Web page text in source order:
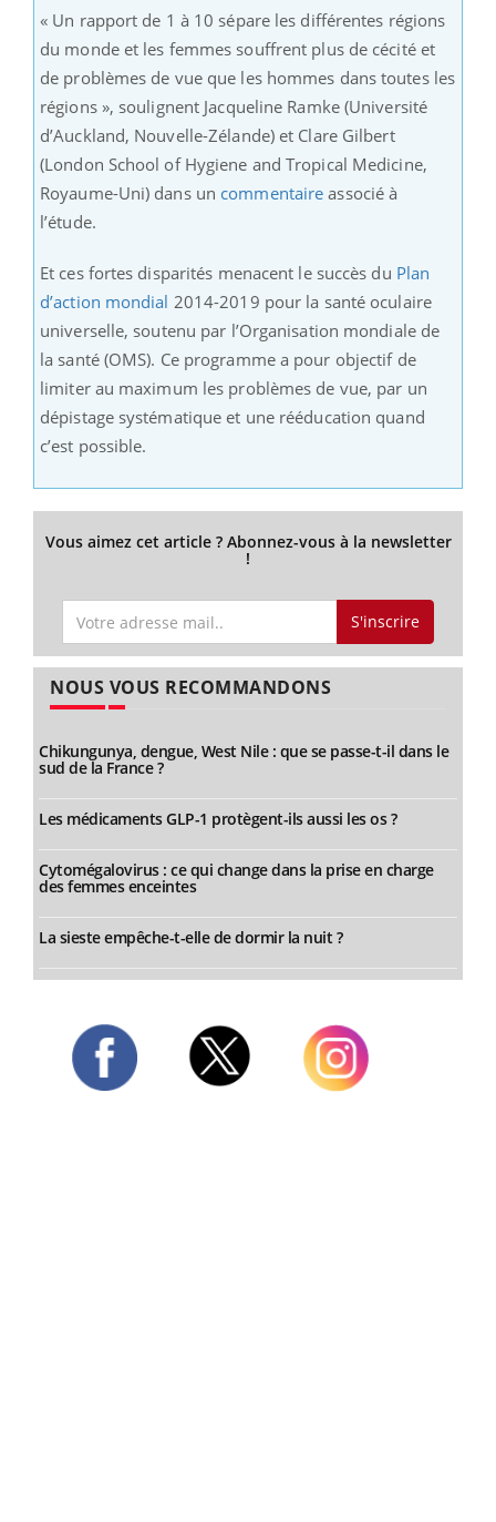
« Un rapport de 1 à 10 sépare les différentes régions
du monde et les femmes souffrent plus de cécité et
de problèmes de vue que les hommes dans toutes les
régions », soulignent Jacqueline Ramke (Université
d’Auckland, Nouvelle-Zélande) et Clare Gilbert
(London School of Hygiene and Tropical Medicine,
Royaume-Uni) dans un commentaire associé à
l’étude.
Et ces fortes disparités menacent le succès du Plan
d’action mondial 2014-2019 pour la santé oculaire
universelle, soutenu par l’Organisation mondiale de
la santé (OMS). Ce programme a pour objectif de
limiter au maximum les problèmes de vue, par un
dépistage systématique et une rééducation quand
c’est possible.
Vous aimez cet article ? Abonnez-vous à la newsletter
!
S'inscrire
NOUS VOUS RECOMMANDONS
Chikungunya, dengue, West Nile : que se passe-t-il dans le
sud de la France ?
Les médicaments GLP-1 protègent-ils aussi les os ?
Cytomégalovirus : ce qui change dans la prise en charge
des femmes enceintes
La sieste empêche-t-elle de dormir la nuit ?